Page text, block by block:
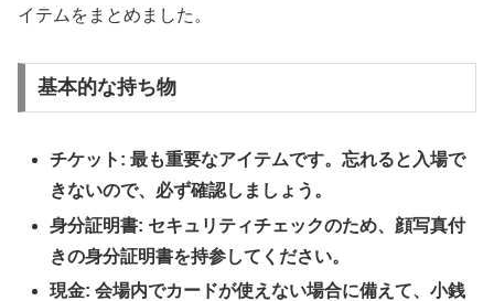
イテムをまとめました。
基本的な持ち物
チケット: 最も重要なアイテムです。忘れると入場で
きないので、必ず確認しましょう。
身分証明書: セキュリティチェックのため、顔写真付
きの身分証明書を持参してください。
現金: 会場内でカードが使えない場合に備えて、小銭